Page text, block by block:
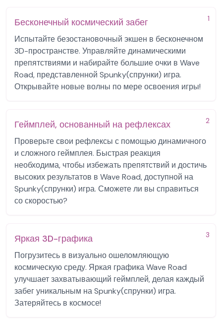
1
Бесконечный космический забег
Испытайте безостановочный экшен в бесконечном
3D-пространстве. Управляйте динамическими
препятствиями и набирайте большие очки в Wave
Road, представленной Spunky(спрунки) игра.
Открывайте новые волны по мере освоения игры!
2
Геймплей, основанный на рефлексах
Проверьте свои рефлексы с помощью динамичного
и сложного геймплея. Быстрая реакция
необходима, чтобы избежать препятствий и достичь
высоких результатов в Wave Road, доступной на
Spunky(спрунки) игра. Сможете ли вы справиться
со скоростью?
3
Яркая 3D-графика
Погрузитесь в визуально ошеломляющую
космическую среду. Яркая графика Wave Road
улучшает захватывающий геймплей, делая каждый
забег уникальным на Spunky(спрунки) игра.
Затеряйтесь в космосе!